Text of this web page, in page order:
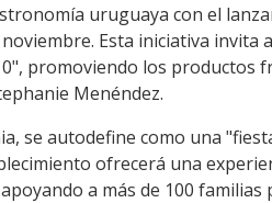
uruguaya con el
Esta iniciativa invita
promoviendo los productos
Menéndez.
se autodefine como una
ofrecerá una
a más de 100 familias